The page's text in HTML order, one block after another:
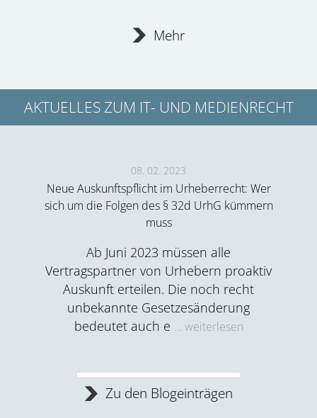
Mehr
AKTUELLES ZUM IT- UND MEDIENRECHT
08. 02. 2023
Neue Auskunftspflicht im Urheberrecht: Wer
sich um die Folgen des § 32d UrhG kümmern
muss
Ab Juni 2023 müssen alle
Vertragspartner von Urhebern proaktiv
Auskunft erteilen. Die noch recht
unbekannte Gesetzesänderung
bedeutet auch e … weiterlesen
Zu den Blogeinträgen